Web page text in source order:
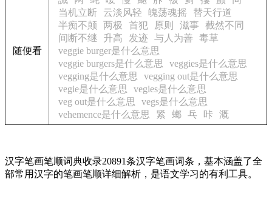
随便看
当机立断
云淡风轻 魄荡魂摇
替天行道
半痴不颠
两极 首犯 原则 滋事
截然不同
间断不继
升高 发迹 与人为善
毒草
veggie burger是什么意思
veggie burgers是什么意思
veggies是什么意思
vegging是什么意思
vegging out是什么意思
vegie是什么意思
vegies是什么意思
veg out是什么意思
vegs是什么意思
vehemence是什么意思
紧 螂 乓 咔 溉
汉字笔画笔顺词典收录20891条汉字笔画词条，基本涵盖了全
部常用汉字的笔画笔顺详细解析，是语文学习的有利工具。